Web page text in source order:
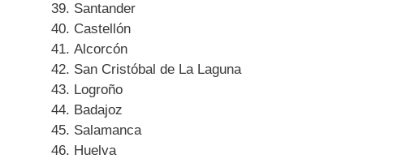
Santander
Castellón
Alcorcón
San Cristóbal de La Laguna
Logroño
Badajoz
Salamanca
Huelva